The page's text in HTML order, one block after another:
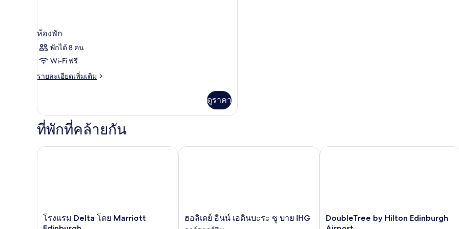
ห้องพัก
พักได้ 8 คน
Wi-Fi ฟรี
รายละเอียดเพิ่มเติม
ราย
เกี่ยว
กับ
ห้อง
ดูราคา
ที่พักที่คล้ายกัน
โรงแรม
Delta
โรงแรม Delta โดย Marriott
โรงแรม Delta โดย Marriott Edinburgh
ฮอ
ฮอลิเดย์ อินน์ เอดินบะระ ซู บาย IHG
ฮอลิเดย์ อินน์ เอดินบะระ ซู บาย IHG
DoubleTree
by
DoubleTree by Hilton Edinburgh
DoubleTree by Hilton Edinburgh